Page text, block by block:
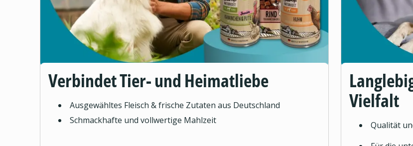
Verbindet Tier- und Heimatliebe
Ausgewähltes Fleisch & frische Zutaten aus Deutschland
Schmackhafte und vollwertige Mahlzeit
Vielfalt
Qualität